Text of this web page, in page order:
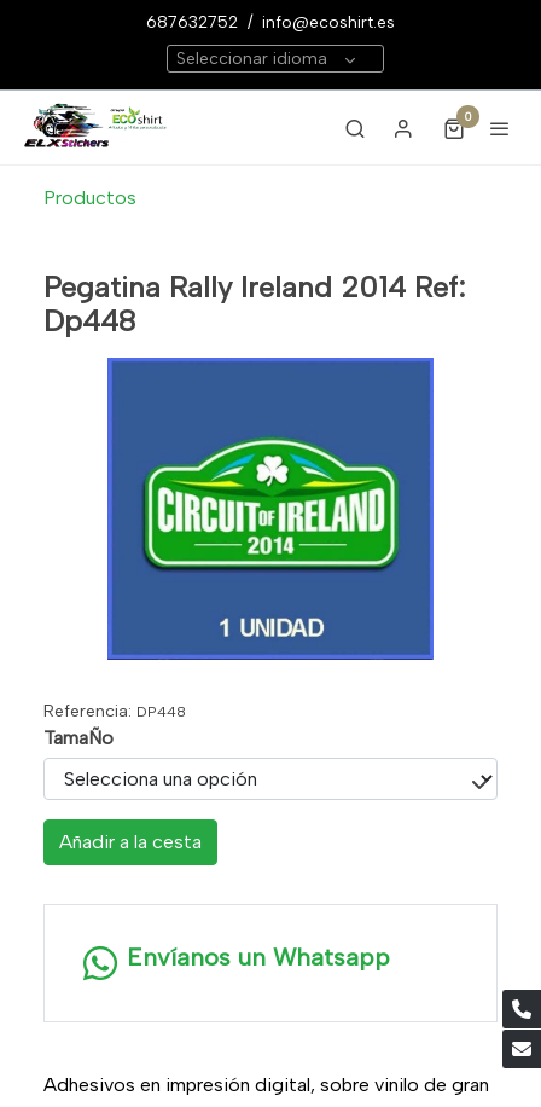
687632752 / info@ecoshirt.es
Seleccionar idioma
0
Productos
Pegatina Rally Ireland 2014 Ref:
Dp448
Referencia: DP448
TamaÑo
Añadir a la cesta
Envíanos un Whatsapp
Adhesivos en impresión digital, sobre vinilo de gran